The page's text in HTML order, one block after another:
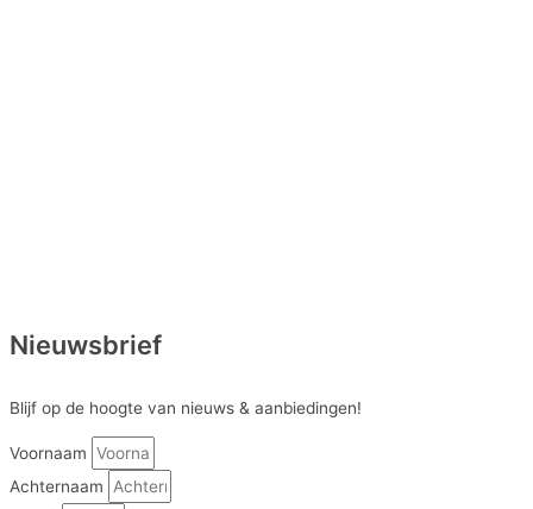
Nieuwsbrief
Blijf op de hoogte van nieuws & aanbiedingen!
Voornaam
Achternaam